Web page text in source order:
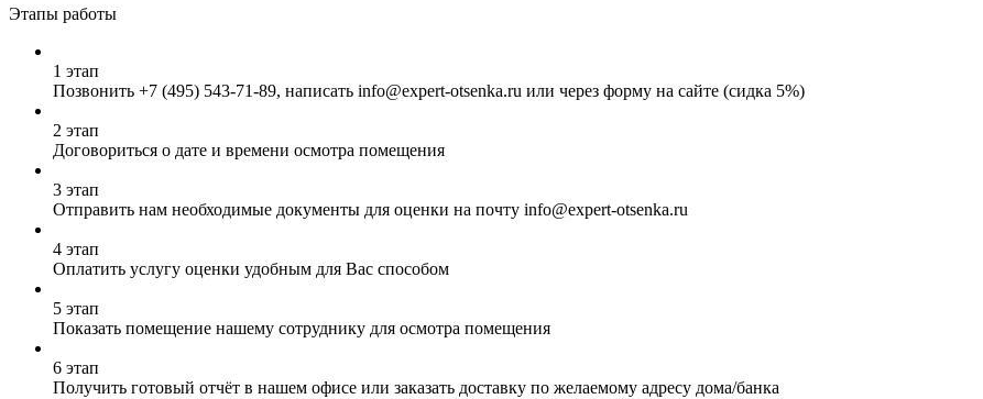
Этапы работы
1 этап
Позвонить +7 (495) 543-71-89, написать info@expert-otsenka.ru или через форму на сайте (сидка 5%)
2 этап
Договориться о дате и времени осмотра помещения
3 этап
Отправить нам необходимые документы для оценки на почту info@expert-otsenka.ru
4 этап
Оплатить услугу оценки удобным для Вас способом
5 этап
Показать помещение нашему сотруднику для осмотра помещения
6 этап
Получить готовый отчёт в нашем офисе или заказать доставку по желаемому адресу дома/банка